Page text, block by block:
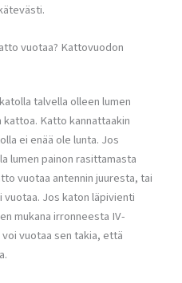
vuotaa? Kattovuodon
talvella olleen lumen
Katto kannattaakin
ei enää ole lunta. Jos
lumen painon rasittamasta
vuotaa antennin juuresta, tai
Jos katon läpivienti
mukana irronneesta IV-
vuotaa sen takia, että